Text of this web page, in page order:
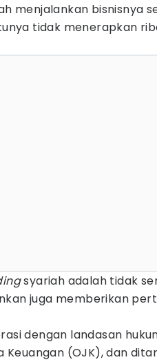
menjalankan bisnisnya
tidak menerapkan
syariah adalah tidak
juga memberikan
dengan landasan
Keuangan (OJK), dan